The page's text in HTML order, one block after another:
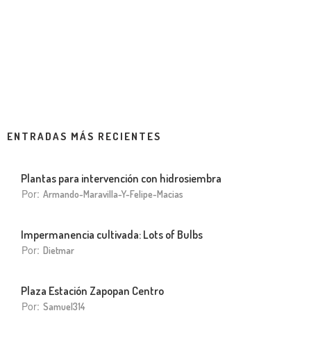
ENTRADAS MÁS RECIENTES
Plantas para intervención con hidrosiembra
Por: Armando-Maravilla-Y-Felipe-Macias
Impermanencia cultivada: Lots of Bulbs
Por: Dietmar
Plaza Estación Zapopan Centro
Por: Samuel314